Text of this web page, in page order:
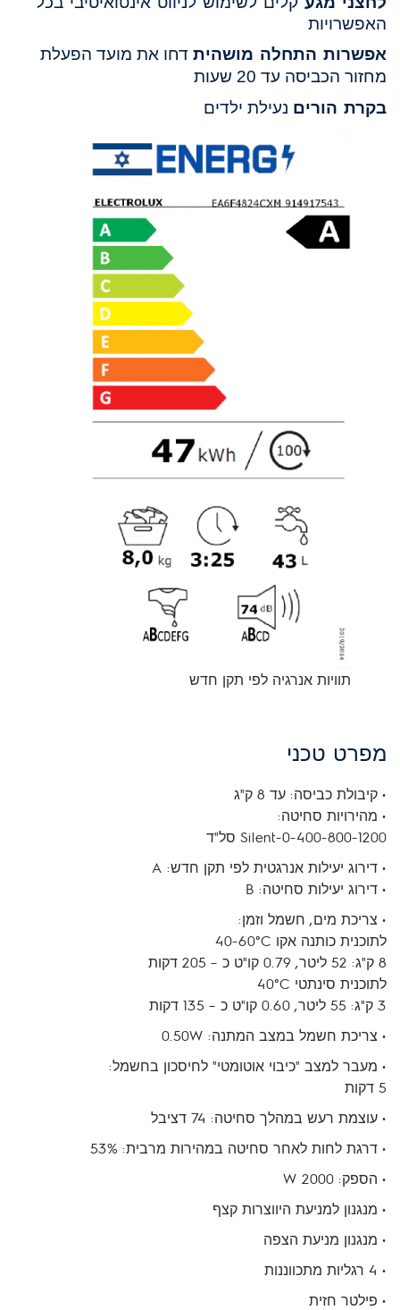
האפשרויות
אפשרות התחלה מושהית דחו את מועד הפעלת
מחזור הכביסה עד 20 שעות
בקרת הורים נעילת ילדים
תוויות אנרגיה לפי תקן חדש
מפרט טכני
• קיבולת כביסה: עד 8 ק"ג
• מהירויות סחיטה:
0-400-800-1200-Silent סל"ד
• דירוג יעילות אנרגטית לפי תקן חדש: A
• דירוג יעילות סחיטה: B
• צריכת מים, חשמל וזמן:
לתוכנית כותנה אקו 40-60°C
8 ק"ג: 52 ליטר, 0.79 קו"ט כ – 205 דקות
לתוכנית סינתטי 40°C
3 ק"ג: 55 ליטר, 0.60 קו"ט כ – 135 דקות
• צריכת חשמל במצב המתנה: 0.50W
• מעבר למצב "כיבוי אוטומטי" לחיסכון בחשמל:
5 דקות
• עוצמת רעש במהלך סחיטה: 74 דציבל
• דרגת לחות לאחר סחיטה במהירות מרבית: 53%
• הספק: 2000 W
• מנגנון למניעת היווצרות קצף
• מנגנון מניעת הצפה
• 4 רגליות מתכווננות
• פילטר חזית